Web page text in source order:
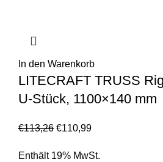
In den Warenkorb
LITECRAFT TRUSS
U-Stück, 1100×140 mm
€113,26 €110,99
Enthält 19% MwSt.